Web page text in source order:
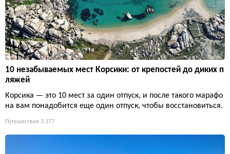
10 незабываемых мест Корсики: от крепостей до диких п
ляжей
Корсика — это 10 мест за один отпуск, и после такого марафо
на вам понадобится еще один отпуск, чтобы восстановиться.
Путешествия 3 377